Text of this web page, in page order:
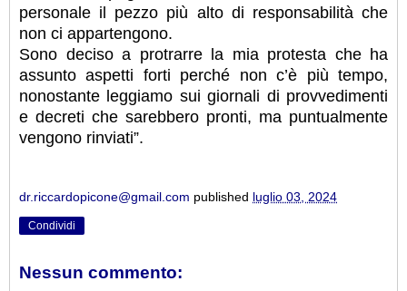
personale il pezzo più alto di responsabilità che
non ci appartengono.
Sono deciso a protrarre la mia protesta che ha
assunto aspetti forti perché non c’è più tempo,
nonostante leggiamo sui giornali di provvedimenti
e decreti che sarebbero pronti, ma puntualmente
vengono rinviati”.
dr.riccardopicone@gmail.com published luglio 03, 2024
Condividi
Nessun commento: